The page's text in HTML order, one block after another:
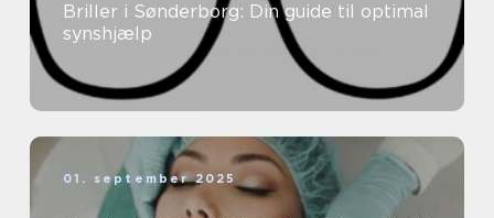
Briller i Sønderborg: Din guide til optimal
synshjælp
01. september 2025